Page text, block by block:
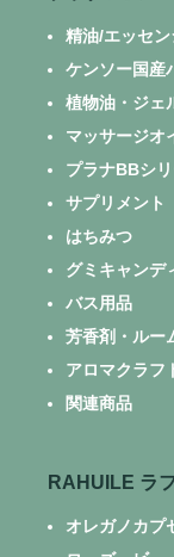
精油/エッセ
ケンソー国産
植物油・ジェ
マッサージオ
プラナBBシ
サプリメント
はちみつ
グミキャンデ
バス用品
芳香剤・ルー
アロマクラフ
関連商品
RAHUILE ラ
オレガノカプ